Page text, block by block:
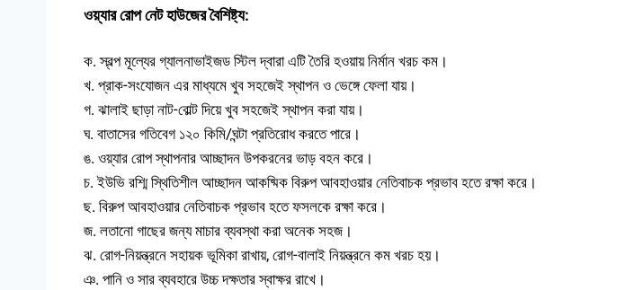
ওয়্যার রোপ নেট হাউজের বৈশিষ্ট্য:
ক. স্বল্প মূল্যের গ্যালনাভাইজড স্টিল দ্বারা এটি তৈরি হওয়ায় নির্মান খরচ কম।
খ. প্রাক-সংযোজন এর মাধ্যমে খুব সহজেই স্থাপন ও ভেঙ্গে ফেলা যায়।
গ. ঝালাই ছাড়া নাট-বোল্ট দিয়ে খুব সহজেই স্থাপন করা যায়।
ঘ. বাতাসের গতিবেগ ১২০ কিমি/ঘন্টা প্রতিরোধ করতে পারে।
ঙ. ওয়্যার রোপ স্থাপনার আচ্ছাদন উপকরনের ভাড় বহন করে।
চ. ইউভি রশ্মি স্থিতিশীল আচ্ছাদন আকষ্মিক বিরুপ আবহাওয়ার নেতিবাচক প্রভাব হতে রক্ষা করে।
ছ. বিরুপ আবহাওয়ার নেতিবাচক প্রভাব হতে ফসলকে রক্ষা করে।
জ. লতানো গাছের জন্য মাচার ব্যবস্থা করা অনেক সহজ।
ঝ. রোগ-নিয়ন্ত্রনে সহায়ক ভূমিকা রাখায়, রোগ-বালাই নিয়ন্ত্রনে কম খরচ হয়।
ঞ. পানি ও সার ব্যবহারে উচ্চ দক্ষতার স্বাক্ষর রাখে।